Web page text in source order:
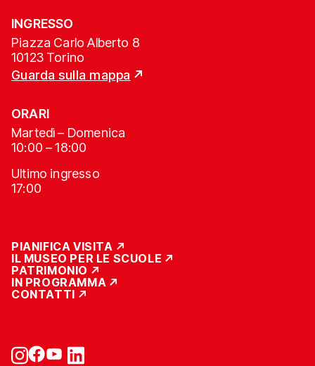
INGRESSO
Piazza Carlo Alberto 8
10123 Torino
Guarda sulla mappa
ORARI
Martedì – Domenica
10:00 – 18:00
Ultimo ingresso
17:00
PIANIFICA VISITA
IL MUSEO PER LE SCUOLE
PATRIMONIO
IN PROGRAMMA
CONTATTI